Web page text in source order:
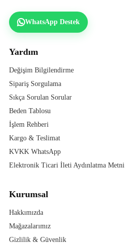
WhatsApp Destek
Yardım
Değişim Bilgilendirme
Sipariş Sorgulama
Sıkça Sorulan Sorular
Beden Tablosu
İşlem Rehberi
Kargo & Teslimat
KVKK WhatsApp
Elektronik Ticari İleti Aydınlatma Metni
Kurumsal
Hakkımızda
Mağazalarımız
Gizlilik & Güvenlik